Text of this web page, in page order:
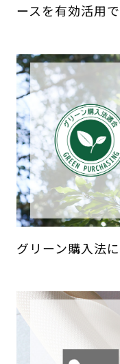
ースを有効活用で
グリーン購入法